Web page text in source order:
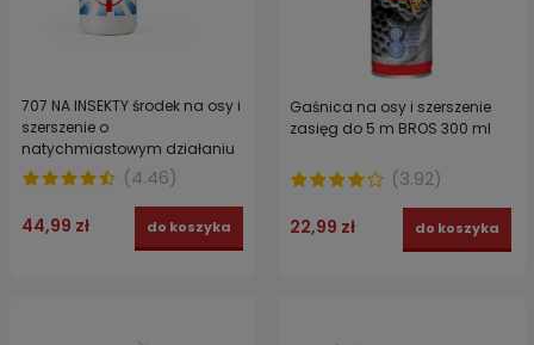
707 NA INSEKTY środek na osy i
szerszenie o
natychmiastowym działaniu
400 g made in USA
(4.46)
44,99 zł do koszyka
Gaśnica na osy i szerszenie
zasięg do 5 m BROS 300 ml
(3.92)
22,99 zł do koszyka